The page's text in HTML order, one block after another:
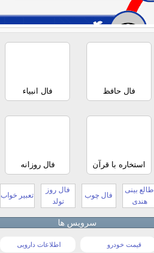
فال حافظ فال انبیاء
استخاره با قرآن فال روزانه
طالع بینی
هندی
فال چوب
فال روز
تولد
تعبیر خواب
سرویس ها
قیمت خودرو اطلاعات دارویی